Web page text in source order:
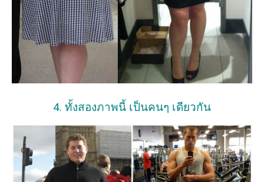
4. ทั้งสองภาพนี้ เป็นคนๆ เดียวกัน